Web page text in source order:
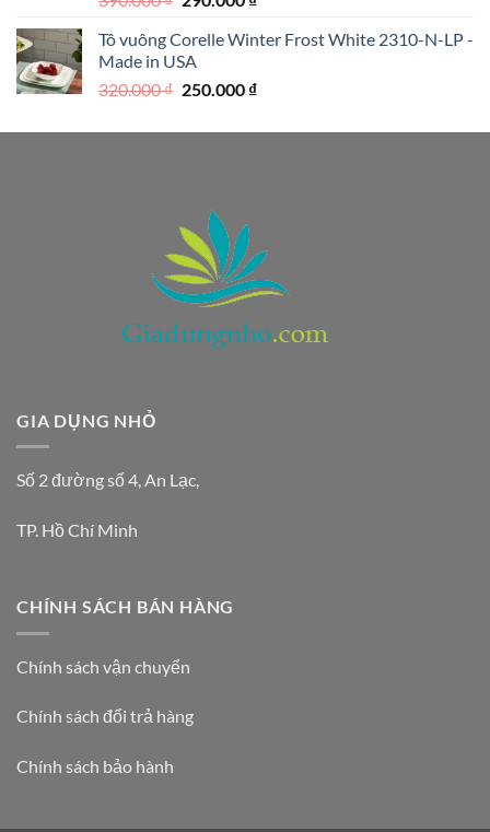
là:
390.000 ₫.
tại
290.000 ₫.
Tô vuông Corelle Winter Frost White 2310-N-LP -
Made in USA
320.000₫ Giá
là:
250.000 ₫Giá
tại
GIA DỤNG NHỎ
Số 2 đường số 4, An Lạc,
TP. Hồ Chí Minh
CHÍNH SÁCH BÁN HÀNG
Chính sách vận chuyển
Chính sách đổi trả hàng
Chính sách bảo hành